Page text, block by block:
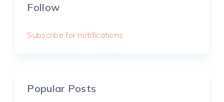
Follow
Subscribe for notifications
Popular Posts